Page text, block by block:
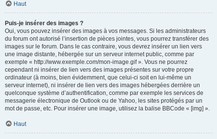
Haut
Puis-je insérer des images ?
Oui, vous pouvez insérer des images à vos messages. Si les administrateurs
du forum ont autorisé l’insertion de pièces jointes, vous pourrez transférer des
images sur le forum. Dans le cas contraire, vous devrez insérer un lien vers
une image distante, hébergée sur un serveur internet public, comme par
exemple « http://www.exemple.com/mon-image.gif ». Vous ne pourrez
cependant ni insérer de lien vers des images présentes sur votre propre
ordinateur (à moins, bien évidemment, que celui-ci soit en lui-même un
serveur internet), ni insérer de lien vers des images hébergées derrière un
quelconque système d’authentification, comme par exemple les services de
messagerie électronique de Outlook ou de Yahoo, les sites protégés par un
mot de passe, etc. Pour insérer une image, utilisez la balise BBCode « [img] ».
Haut